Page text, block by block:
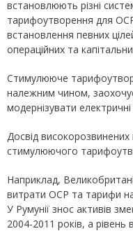
встановлюють різні
тарифоутворення для
встановлення певних
операційних та
Стимулююче
належним чином,
модернізувати
Досвід високорозвинених
стимулюючого
Наприклад,
витрати ОСР та тарифи на
У Румунії знос активів
2004-2011 років, а рівень